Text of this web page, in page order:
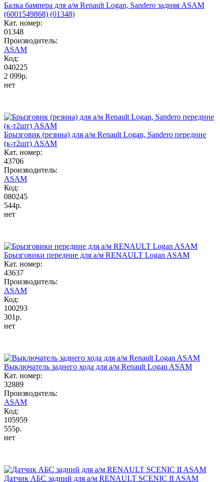
Балка бампера для а/м Renault Logan, Sandero задняя ASAM
(6001549868) (01348)
Кат. номер:
01348
Производитель:
ASAM
Код:
040225
2 099р.
нет
Брызговик (резина) для а/м Renault Logan, Sandero передние
(к-т2шт) ASAM
Кат. номер:
43706
Производитель:
ASAM
Код:
080245
544р.
нет
Брызговики передние для а/м RENAULT Logan ASAM
Кат. номер:
43637
Производитель:
ASAM
Код:
100293
301р.
нет
Выключатель заднего хода для а/м Renault Logan ASAM
Кат. номер:
32889
Производитель:
ASAM
Код:
105959
555р.
нет
Датчик АБС задний для а/м RENAULT SCENIC II ASAM